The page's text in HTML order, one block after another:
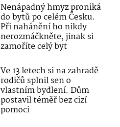
Nenápadný hmyz proniká
do bytů po celém Česku.
Při nahánění ho nikdy
nerozmáčkněte, jinak si
zamoříte celý byt
Ve 13 letech si na zahradě
rodičů splnil sen o
vlastním bydlení. Dům
postavil téměř bez cizí
pomoci